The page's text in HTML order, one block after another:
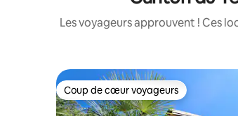
Les voyageurs approuvent ! Ces
Coup de cœur voyageurs
Coup de cœur voyageurs